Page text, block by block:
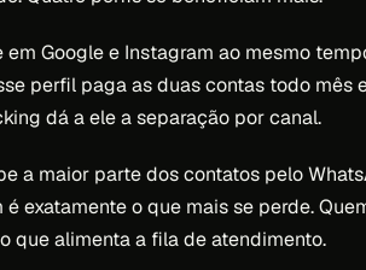
Google e Instagram ao mesmo
perfil paga as duas contas todo mês
dá a ele a separação por canal.
a maior parte dos contatos pelo
exatamente o que mais se perde.
que alimenta a fila de atendimento.